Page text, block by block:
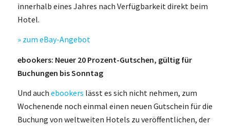
innerhalb eines Jahres nach Verfügbarkeit direkt beim
Hotel.
» zum eBay-Angebot
ebookers: Neuer 20 Prozent-Gutschen, gültig für
Buchungen bis Sonntag
Und auch ebookers lässt es sich nicht nehmen, zum
Wochenende noch einmal einen neuen Gutschein für die
Buchung von weltweiten Hotels zu veröffentlichen, der